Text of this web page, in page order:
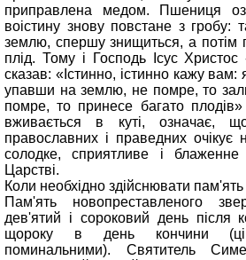
приправлена медом. Пшениця
воістину знову повстане з гробу:
землю, спершу знищиться, а потім
плід. Тому і Господь Ісус
сказав: «Істинно, істинно кажу
упавши на землю, не помре, то
помре, то принесе багато
вживається в куті, означає,
православних і праведних очікує
солодке, сприятливе і
Царстві.
Коли необхідно здійснювати
Пам'ять новопреставленого
дев'ятий і сороковий день після
щороку в день кончини (ці
поминальними). Святитель